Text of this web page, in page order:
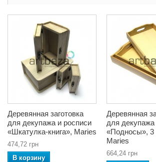
Деревянная заготовка
для декупажа и росписи
«Шкатулка-книга», Maries
474,72 грн
В корзину
Деревянная
для декупажа
«Подносы», 3
Maries
664,24 грн